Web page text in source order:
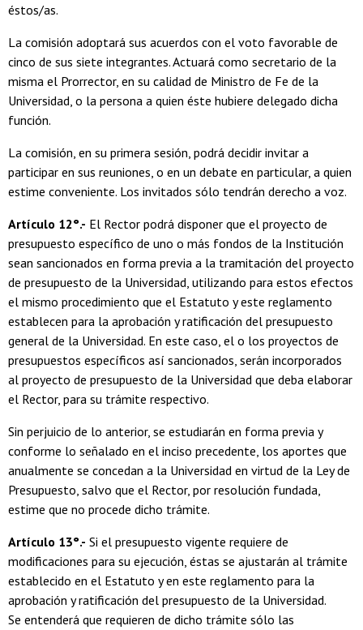
éstos/as.
La comisión adoptará sus acuerdos con el voto favorable de
cinco de sus siete integrantes. Actuará como secretario de la
misma el Prorrector, en su calidad de Ministro de Fe de la
Universidad, o la persona a quien éste hubiere delegado dicha
función.
La comisión, en su primera sesión, podrá decidir invitar a
participar en sus reuniones, o en un debate en particular, a quien
estime conveniente. Los invitados sólo tendrán derecho a voz.
Artículo 12°.- El Rector podrá disponer que el proyecto de
presupuesto específico de uno o más fondos de la Institución
sean sancionados en forma previa a la tramitación del proyecto
de presupuesto de la Universidad, utilizando para estos efectos
el mismo procedimiento que el Estatuto y este reglamento
establecen para la aprobación y ratificación del presupuesto
general de la Universidad. En este caso, el o los proyectos de
presupuestos específicos así sancionados, serán incorporados
al proyecto de presupuesto de la Universidad que deba elaborar
el Rector, para su trámite respectivo.
Sin perjuicio de lo anterior, se estudiarán en forma previa y
conforme lo señalado en el inciso precedente, los aportes que
anualmente se concedan a la Universidad en virtud de la Ley de
Presupuesto, salvo que el Rector, por resolución fundada,
estime que no procede dicho trámite.
Artículo 13°.- Si el presupuesto vigente requiere de
modificaciones para su ejecución, éstas se ajustarán al trámite
establecido en el Estatuto y en este reglamento para la
aprobación y ratificación del presupuesto de la Universidad.
Se entenderá que requieren de dicho trámite sólo las